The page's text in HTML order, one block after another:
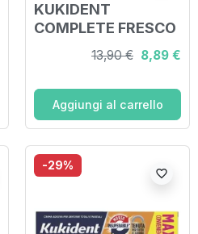
KUKIDENT
COMPLETE FRESCO
13,90 € 8,89 €
Aggiungi al carrello
-29%
favorite_border